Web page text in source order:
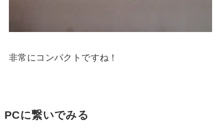
非常にコンパクトですね！
PCに繋いでみる